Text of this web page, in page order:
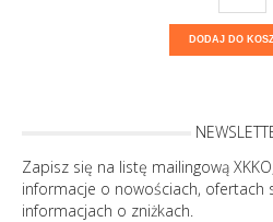
DODAJ DO
Zapisz się na listę mailingową
informacje o nowościach, ofertach
informacjach o zniżkach.